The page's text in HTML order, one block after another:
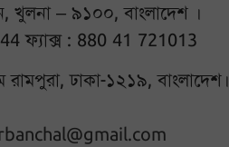
– ৯১০০, বাংলাদেশ ।
ফ্যাক্স : 880 41 721013
ঢাকা-১২১৯, বাংলাদেশ।